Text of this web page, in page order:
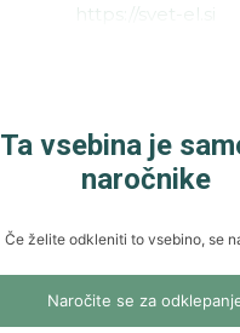
https://svet-el.si
Ta vsebina je
naročnike
Če želite odkleniti to vsebino, se
Naročite se za